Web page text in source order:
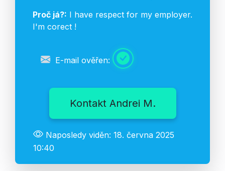
Proč já?: I have respect for my employer.
I'm corect !
E-mail ověřen:
Kontakt Andrei M.
Naposledy viděn: 18. června 2025
10:40